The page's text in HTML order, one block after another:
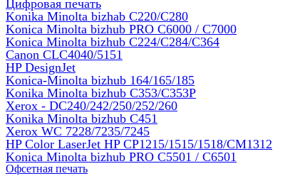
Цифровая печать
Konika Minolta bizhab C220/C280
Konica Minolta bizhub PRO C6000 / C7000
Konica Minolta bizhub С224/С284/С364
Canon CLC4040/5151
HP DesignJet
Konica-Minolta bizhub 164/165/185
Konika Minolta bizhub C353/C353Р
Xerox - DC240/242/250/252/260
Konika Minolta bizhub C451
Xerox WC 7228/7235/7245
HP Color LaserJet HP CP1215/1515/1518/CM1312
Konica Minolta bizhub PRO С5501 / С6501
Офсетная печать